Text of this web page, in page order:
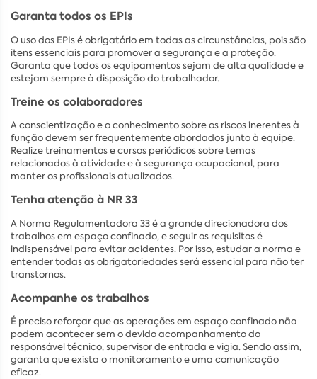
Garanta todos os EPIs
O uso dos EPIs é obrigatório em todas as circunstâncias, pois são
itens essenciais para promover a segurança e a proteção.
Garanta que todos os equipamentos sejam de alta qualidade e
estejam sempre à disposição do trabalhador.
Treine os colaboradores
A conscientização e o conhecimento sobre os riscos inerentes à
função devem ser frequentemente abordados junto à equipe.
Realize treinamentos e cursos periódicos sobre temas
relacionados à atividade e à segurança ocupacional, para
manter os profissionais atualizados.
Tenha atenção à NR 33
A Norma Regulamentadora 33 é a grande direcionadora dos
trabalhos em espaço confinado, e seguir os requisitos é
indispensável para evitar acidentes. Por isso, estudar a norma e
entender todas as obrigatoriedades será essencial para não ter
transtornos.
Acompanhe os trabalhos
É preciso reforçar que as operações em espaço confinado não
podem acontecer sem o devido acompanhamento do
responsável técnico, supervisor de entrada e vigia. Sendo assim,
garanta que exista o monitoramento e uma comunicação
eficaz.